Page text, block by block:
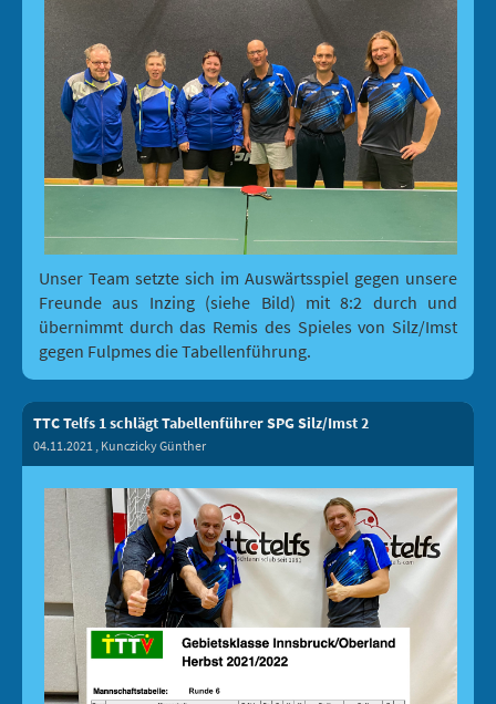
Unser Team setzte sich im Auswärtsspiel gegen unsere
Freunde aus Inzing (siehe Bild) mit 8:2 durch und
übernimmt durch das Remis des Spieles von Silz/Imst
gegen Fulpmes die Tabellenführung.
TTC Telfs 1 schlägt Tabellenführer SPG Silz/Imst 2
04.11.2021 , Kunczicky Günther